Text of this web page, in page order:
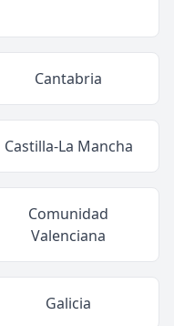
Cantabria
Castilla-La Mancha
Comunidad
Valenciana
Galicia